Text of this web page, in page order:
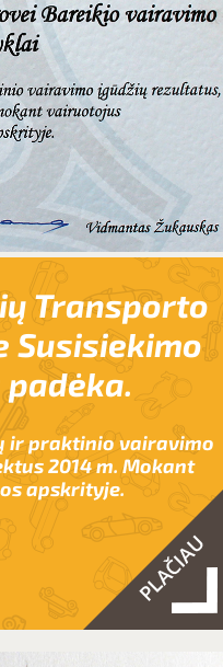
Transporto
Susisiekimo
ir praktinio vairavimo
2014 m. Mokant
apskrityje.